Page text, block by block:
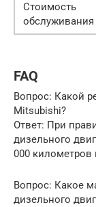
Стоимость
обслуживания
FAQ
Вопрос: Какой
Mitsubishi?
Ответ: При
дизельного
000 километров
Вопрос: Какое
дизельного